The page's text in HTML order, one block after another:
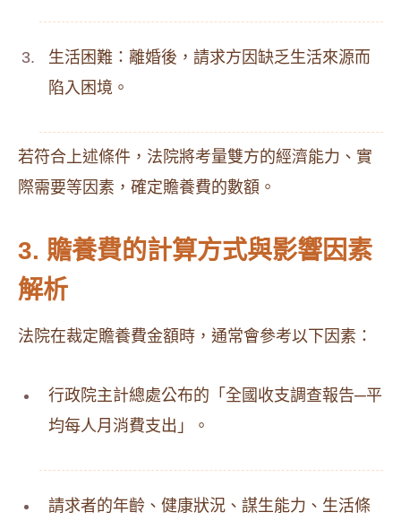
生活困難：離婚後，請求方因缺乏生活來源而
陷入困境。
若符合上述條件，法院將考量雙方的經濟能力、實
際需要等因素，確定贍養費的數額。
3. 贍養費的計算方式與影響因素
解析
法院在裁定贍養費金額時，通常會參考以下因素：
行政院主計總處公布的「全國收支調查報告─平
均每人月消費支出」。
請求者的年齡、健康狀況、謀生能力、生活條